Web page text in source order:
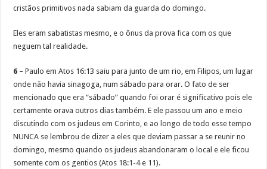
cristãos primitivos nada sabiam da guarda do domingo.
Eles eram sabatistas mesmo, e o ônus da prova fica com os que
neguem tal realidade.
6 – Paulo em Atos 16:13 saiu para junto de um rio, em Filipos, um lugar
onde não havia sinagoga, num sábado para orar. O fato de ser
mencionado que era “sábado” quando foi orar é significativo pois ele
certamente orava outros dias também. E ele passou um ano e meio
discutindo com os judeus em Corinto, e ao longo de todo esse tempo
NUNCA se lembrou de dizer a eles que deviam passar a se reunir no
domingo, mesmo quando os judeus abandonaram o local e ele ficou
somente com os gentios (Atos 18:1-4 e 11).